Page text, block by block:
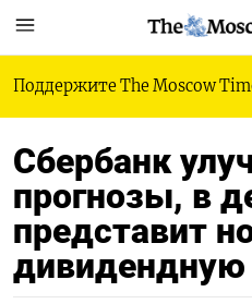
Поддержите The Moscow
Cбербанк
прогнозы, в
представит
дивидендную